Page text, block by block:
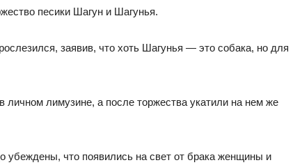
песики Шагун и Шагунья.
заявив, что хоть Шагунья — это собака, но для
лимузине, а после торжества укатили на нем же
убеждены, что появились на свет от брака женщины и